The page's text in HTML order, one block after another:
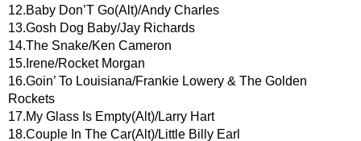
12.Baby Don’T Go(Alt)/Andy Charles
13.Gosh Dog Baby/Jay Richards
14.The Snake/Ken Cameron
15.Irene/Rocket Morgan
16.Goin’ To Louisiana/Frankie Lowery & The Golden
Rockets
17.My Glass Is Empty(Alt)/Larry Hart
18.Couple In The Car(Alt)/Little Billy Earl